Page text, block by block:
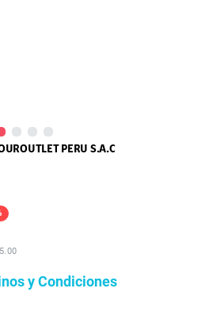
PERU S.A.C
y Condiciones